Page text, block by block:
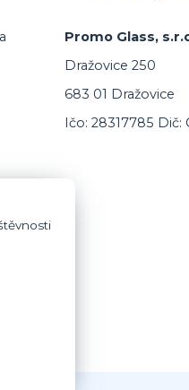
Promo Glass,
Dražovice 250
683 01 Dražovice
Ičo: 28317785 Dič: